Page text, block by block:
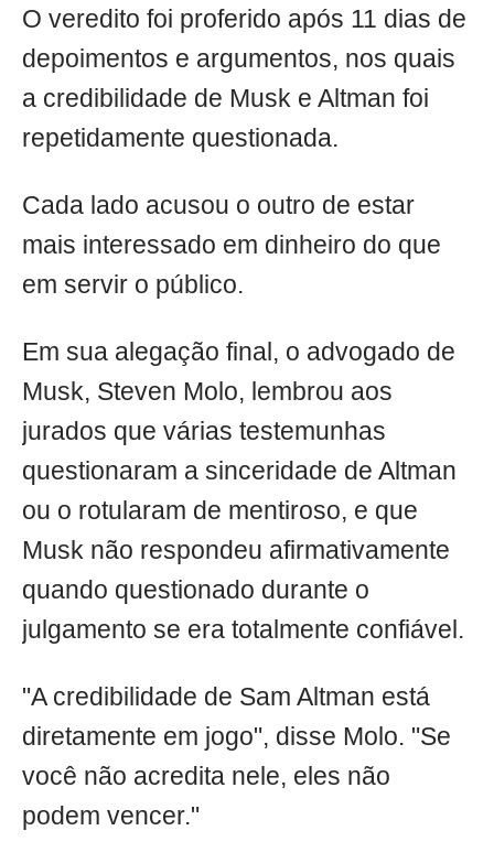
O veredito foi proferido após 11 dias de
depoimentos e argumentos, nos quais
a credibilidade de Musk e Altman foi
repetidamente questionada.
Cada lado acusou o outro de estar
mais interessado em dinheiro do que
em servir o público.
Em sua alegação final, o advogado de
Musk, Steven Molo, lembrou aos
jurados que várias testemunhas
questionaram a sinceridade de Altman
ou o rotularam de mentiroso, e que
Musk não respondeu afirmativamente
quando questionado durante o
julgamento se era totalmente confiável.
"A credibilidade de Sam Altman está
diretamente em jogo", disse Molo. "Se
você não acredita nele, eles não
podem vencer."